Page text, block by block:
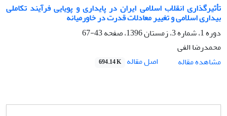
تأثیرگذاری انقلاب اسلامی ایران در پایداری و پویایی فرآیند تکاملی
بیداری اسلامی و تغییر معادلات قدرت در خاورمیانه
دوره 1، شماره 3، زمستان 1396، صفحه
43-67
محمدرضا الفی
مشاهده مقاله
اصل مقاله 694.14 K